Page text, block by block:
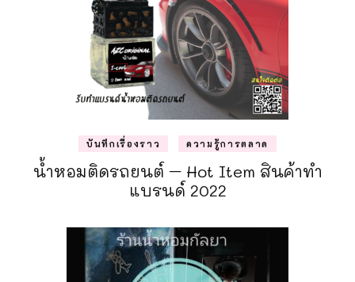
บันทึกเรื่องราว ความรู้การตลาด
น้ำหอมติดรถยนต์ – Hot Item สินค้าทำ
แบรนด์ 2022